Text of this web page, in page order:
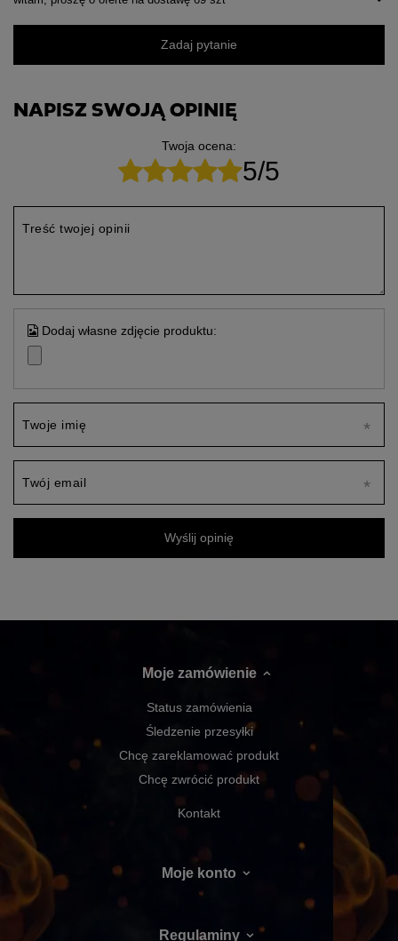
Zadaj pytanie
NAPISZ SWOJĄ OPINIĘ
Twoja ocena:
5/5
Treść twojej opinii
Dodaj własne zdjęcie produktu:
Twoje imię
Twój email
Wyślij opinię
Moje zamówienie
Status zamówienia
Śledzenie przesyłki
Chcę zareklamować produkt
Chcę zwrócić produkt
Kontakt
Moje konto
Regulaminy